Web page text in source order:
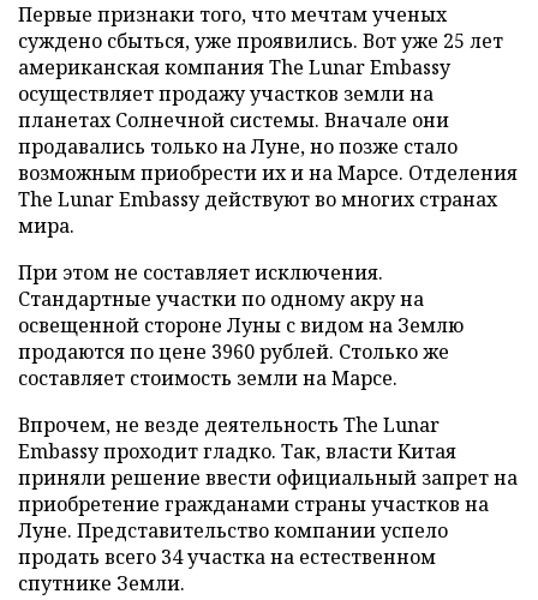
Первые признаки того, что мечтам ученых
суждено сбыться, уже проявились. Вот уже 25 лет
американская компания The Lunar Embassy
осуществляет продажу участков земли на
планетах Солнечной системы. Вначале они
продавались только на Луне, но позже стало
возможным приобрести их и на Марсе. Отделения
The Lunar Embassy действуют во многих странах
мира.
При этом не составляет исключения.
Стандартные участки по одному акру на
освещенной стороне Луны с видом на Землю
продаются по цене 3960 рублей. Столько же
составляет стоимость земли на Марсе.
Впрочем, не везде деятельность The Lunar
Embassy проходит гладко. Так, власти Китая
приняли решение ввести официальный запрет на
приобретение гражданами страны участков на
Луне. Представительство компании успело
продать всего 34 участка на естественном
спутнике Земли.